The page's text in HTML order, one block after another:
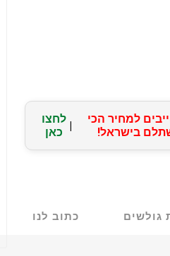
למחיר הכי
בישראל!
| לחצו
כאן
גולשים כתוב לנו